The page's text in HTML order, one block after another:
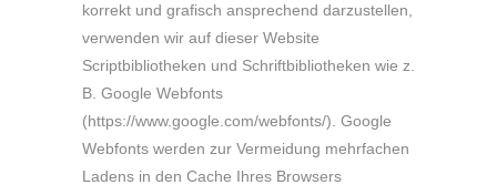
korrekt und grafisch ansprechend darzustellen,
verwenden wir auf dieser Website
Scriptbibliotheken und Schriftbibliotheken wie z.
B. Google Webfonts
(https://www.google.com/webfonts/). Google
Webfonts werden zur Vermeidung mehrfachen
Ladens in den Cache Ihres Browsers